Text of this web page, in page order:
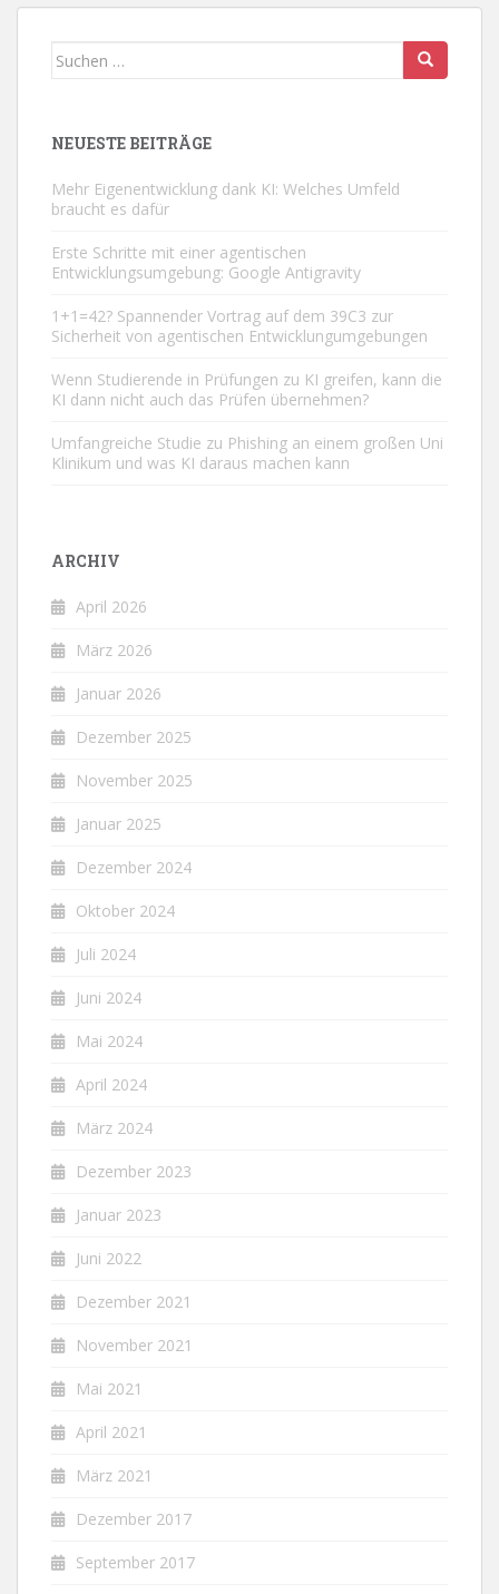
Suchen
NEUESTE BEITRÄGE
Mehr Eigenentwicklung dank KI: Welches Umfeld
braucht es dafür
Erste Schritte mit einer agentischen
Entwicklungsumgebung: Google Antigravity
1+1=42? Spannender Vortrag auf dem 39C3 zur
Sicherheit von agentischen Entwicklungumgebungen
Wenn Studierende in Prüfungen zu KI greifen, kann die
KI dann nicht auch das Prüfen übernehmen?
Umfangreiche Studie zu Phishing an einem großen Uni
Klinikum und was KI daraus machen kann
ARCHIV
April 2026
März 2026
Januar 2026
Dezember 2025
November 2025
Januar 2025
Dezember 2024
Oktober 2024
Juli 2024
Juni 2024
Mai 2024
April 2024
März 2024
Dezember 2023
Januar 2023
Juni 2022
Dezember 2021
November 2021
Mai 2021
April 2021
März 2021
Dezember 2017
September 2017